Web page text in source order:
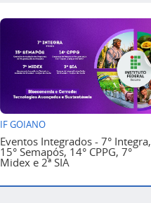
IF GOIANO
Eventos Integrados - 7° Integra,
15° Semapós, 14° CPPG, 7°
Midex e 2ª SIA